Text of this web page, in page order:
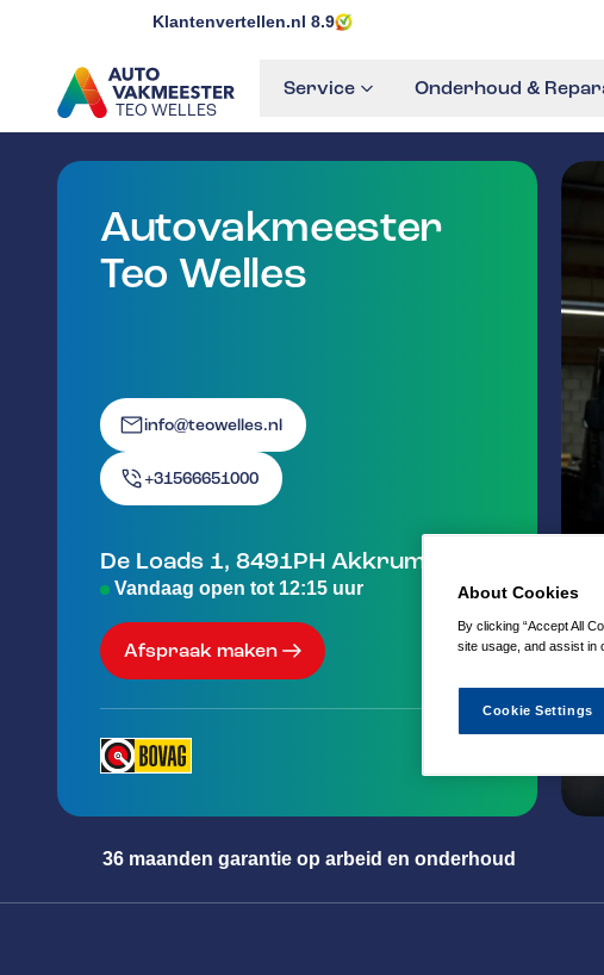
About Cookies
By clicking “Accept All
site usage, and assist in
Cookie Settings
Klantenvertellen.nl 8.9
TEO WELLES
GA NAAR DE HOMEPAGINA
Service Onderhoud &
Autovakmeester
Teo Welles
info@teowelles.nl
+31566651000
De Loads 1, 8491PH Akkrum
Vandaag open tot 12:15 uur
Afspraak maken
36 maanden garantie op arbeid en onderhoud